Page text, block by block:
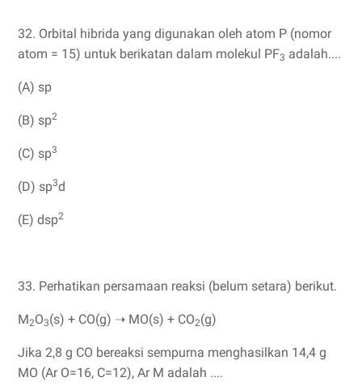
32. Orbital hibrida yang digunakan oleh atom P (nomor
atom = 15) untuk berikatan dalam molekul PF3 adalah....
(A) sp
(B) sp2
(C) sp3
(D) sp3d
(E) dsp2
33. Perhatikan persamaan reaksi (belum setara) berikut.
M2O3(s) + CO(g) ➝ MO(s) + CO2(g)
Jika 2,8 g CO bereaksi sempurna menghasilkan 14,4 g
MO (Ar O=16, C=12), Ar M adalah ....